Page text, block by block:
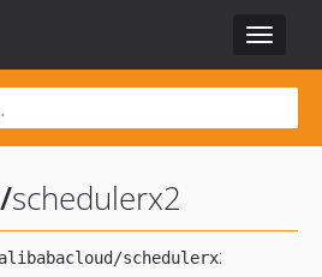
Toggle
/schedulerx2